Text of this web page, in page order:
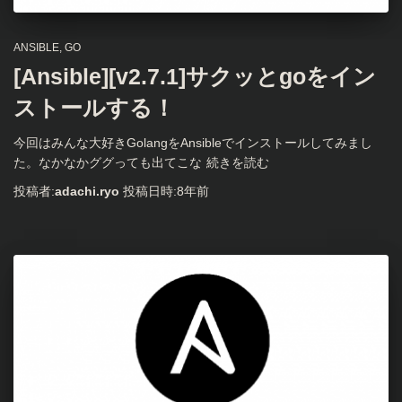
ANSIBLE GO
[Ansible][v2.7.1]サクッとgoをイン
ストールする！
今回はみんな大好きGolangをAnsibleでインストールしてみまし
た。なかなかググっても出てこな 続きを読む
投稿者:adachi.ryo 投稿日時:8年前